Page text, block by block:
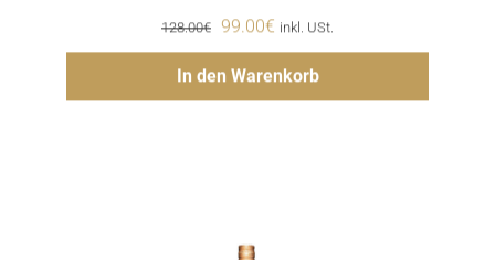
128.00€
Ursprünglicher
Preis
war:
99.00€ Aktueller
Preis
ist:
inkl. USt.
In den Warenkorb
Hinzufügen